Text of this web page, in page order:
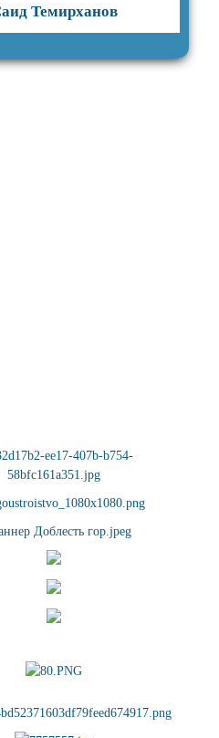
Темирханов